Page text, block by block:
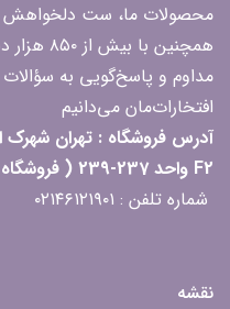
محصولات ما، ست دلخواهش
همچنین
مداوم و پاسخ‌گویی به
افتخارات‌مان می‌دانیم
آدرس فروشگاه : تهران شهرک
F2 واحد 237-239 ( فروشگاه لیو هپی)
شماره تلفن : ۰۲۱۴۶۱۲۱۹۰۱
نقشه